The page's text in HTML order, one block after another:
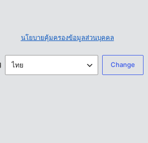
นโยบายคุ้มครองข้อมูลส่วนบุคคล
ภาษา